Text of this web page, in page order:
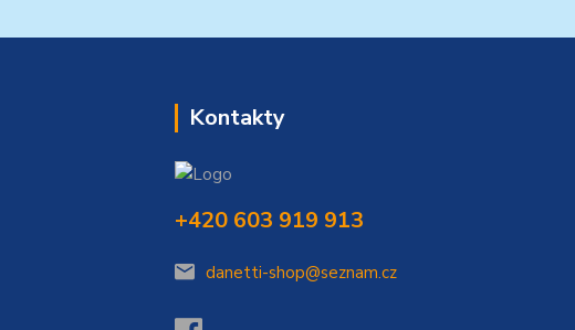
Kontakty
+420 603 919 913
danetti-shop@seznam.cz